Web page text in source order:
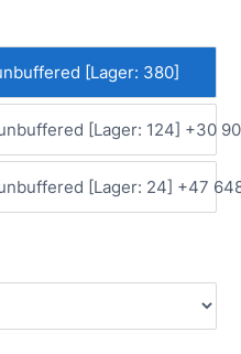
[Lager: 380]
[Lager: 124] +30
[Lager: 24] +47